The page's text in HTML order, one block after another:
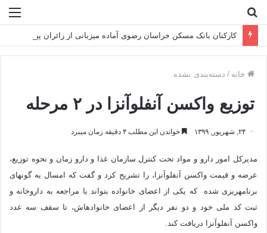
برای
خانه / دسته‌بندی نشده
توزیع واکسن آنفلوآنزا در ۲ مرحله
۲۴, شهریور, ۱۳۹۹ خواندن این مطلب ۴ دقیقه زمان میبرد
مدیرکل امور دارو و مواد تحت کنترل سازمان غذا و دارو زمان و نحوه توزیع،
عرضه و قیمت واکسن آنفلوآنزا، را تشریح کرد و گفت که امسال به گونه‎ای
برنامه‎ریزی شده که یکی از اعضای خانواده بتواند با مراجعه به داروخانه و
ثبت کد ملی خود و دو نفر دیگر از اعضای خانواده‎اش، تا سقف سه عدد
واکسن آنفلوآنزا دریافت کند.